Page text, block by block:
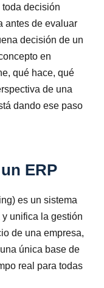
decisión
antes de evaluar
decisión de un
en
qué hace, qué
de una
dando ese paso
ERP
es un sistema
unifica la gestión
de una empresa,
única base de
real para todas